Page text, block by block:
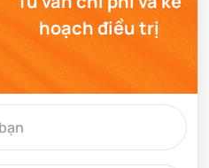
hoạch điều trị